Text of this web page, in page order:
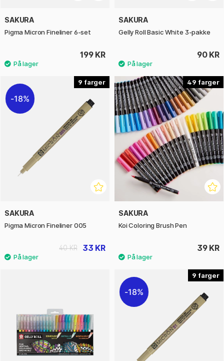
SAKURA
Pigma Micron Fineliner 6-set
199 KR
SAKURA
Gelly Roll Basic White 3-pakke
90 KR
9
18%
SAKURA
Pigma Micron Fineliner 005
33 KR
40 KR
49
SAKURA
Koi Coloring Brush Pen
39 KR
9
18%